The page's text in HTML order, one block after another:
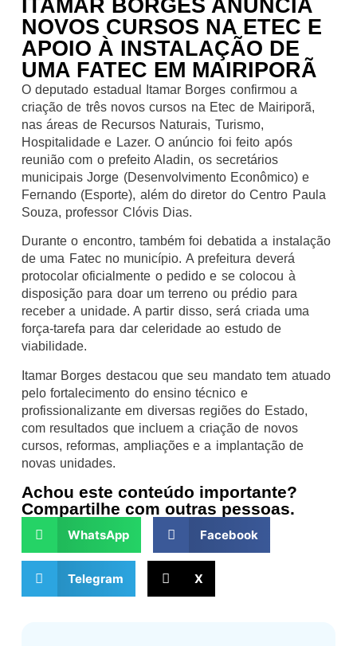
ITAMAR BORGES ANUNCIA
NOVOS CURSOS NA ETEC E
APOIO À INSTALAÇÃO DE
UMA FATEC EM MAIRIPORÃ
O deputado estadual Itamar Borges confirmou a
criação de três novos cursos na Etec de Mairiporã,
nas áreas de Recursos Naturais, Turismo,
Hospitalidade e Lazer. O anúncio foi feito após
reunião com o prefeito Aladin, os secretários
municipais Jorge (Desenvolvimento Econômico) e
Fernando (Esporte), além do diretor do Centro Paula
Souza, professor Clóvis Dias.
Durante o encontro, também foi debatida a instalação
de uma Fatec no município. A prefeitura deverá
protocolar oficialmente o pedido e se colocou à
disposição para doar um terreno ou prédio para
receber a unidade. A partir disso, será criada uma
força-tarefa para dar celeridade ao estudo de
viabilidade.
Itamar Borges destacou que seu mandato tem atuado
pelo fortalecimento do ensino técnico e
profissionalizante em diversas regiões do Estado,
com resultados que incluem a criação de novos
cursos, reformas, ampliações e a implantação de
novas unidades.
Achou este conteúdo importante?
Compartilhe com outras pessoas.
WhatsApp Facebook
Telegram X